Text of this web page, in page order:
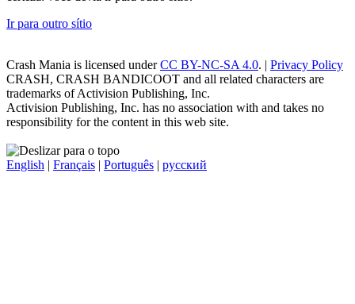
Ir para outro sítio
Crash Mania is licensed underCC BY-NC-SA 4.0. | Privacy Policy
CRASH, CRASH BANDICOOT and all related characters are
trademarks of Activision Publishing, Inc.
Activision Publishing, Inc. has no association with and takes no
responsibility for the content in this web site.
English | Français | Português | русский